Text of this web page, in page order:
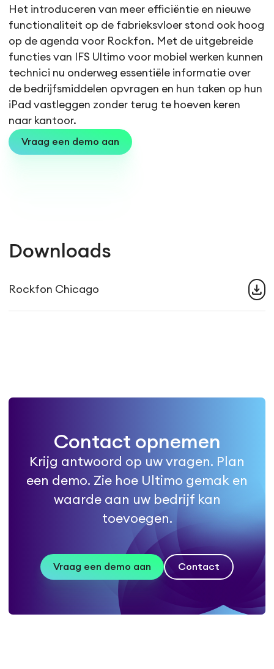
Het introduceren van meer efficiëntie en nieuwe
functionaliteit op de fabrieksvloer stond ook hoog
op de agenda voor Rockfon. Met de uitgebreide
functies van IFS Ultimo voor mobiel werken kunnen
technici nu onderweg essentiële informatie over
de bedrijfsmiddelen opvragen en hun taken op hun
iPad vastleggen zonder terug te hoeven keren
naar kantoor.
Vraag een demo aan
Downloads
Rockfon Chicago download
Contact opnemen
Krijg antwoord op uw vragen. Plan
een demo. Zie hoe Ultimo gemak en
waarde aan uw bedrijf kan
toevoegen.
Vraag een demo aan Contact